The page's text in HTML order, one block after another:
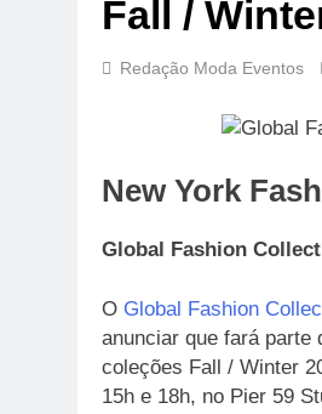
Fall /
Redação Moda Eventos
New York
Global Fashion
O Global Fashion
anunciar que fará parte
coleções Fall / Winter
15h e 18h, no Pier 59